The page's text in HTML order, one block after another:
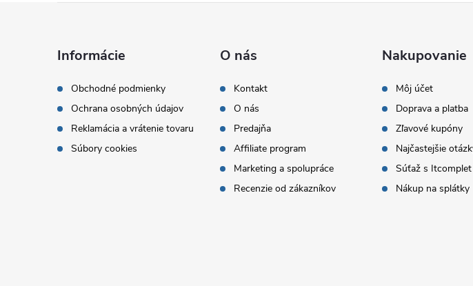
Informácie
Obchodné podmienky
Ochrana osobných údajov
Reklamácia a vrátenie tovaru
Súbory cookies
O nás
Kontakt
O nás
Predajňa
Affiliate program
Marketing a spolupráce
Recenzie od zákazníkov
Nakupovanie
Môj účet
Doprava a platba
Zľavové kupóny
Najčastejšie
Súťaž s Itcomplet
Nákup na splátky